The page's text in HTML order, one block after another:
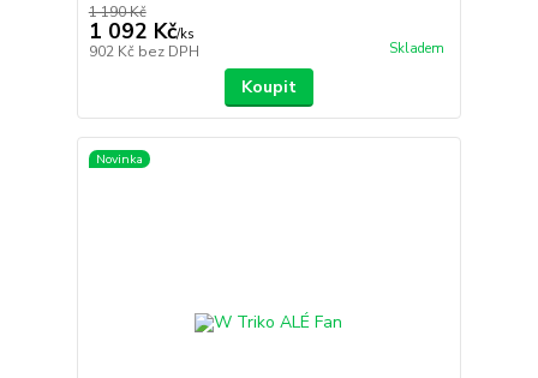
1 190 Kč
1 092 Kč/ks
902 Kč bez DPH Skladem
Koupit
Novinka